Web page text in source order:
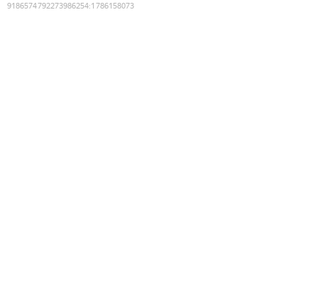
9186574792273986254:1786158073